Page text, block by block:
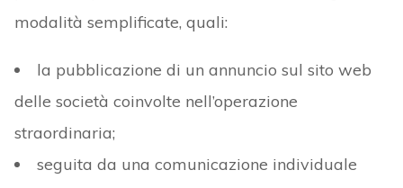
modalità semplificate, quali:
la pubblicazione di un annuncio sul sito web
delle società coinvolte nell’operazione
straordinaria;
seguita da una comunicazione individuale